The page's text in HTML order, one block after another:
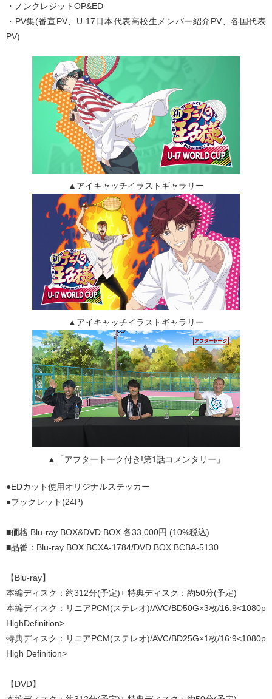
・ノンクレジットOP&ED
・PV集(番宣PV、U-17日本代表高校生メンバー紹介PV、各国代表
PV)
▲アイキャッチイラストギャラリー
▲アイキャッチイラストギャラリー
▲「アフタートーク付き!第1話コメンタリー」
●EDカット使用オリジナルステッカー
●ブックレット(24P)
■価格 Blu-ray BOX&DVD BOX 各33,000円 (10%税込)
■品番：Blu-ray BOX BCXA-1784/DVD BOX BCBA-5130
【Blu-ray】
本編ディスク：約312分(予定)+ 特典ディスク：約50分(予定)
本編ディスク：リニアPCM(ステレオ)/AVC/BD50G×3枚/16:9<1080p
HighDefinition>
特典ディスク：リニアPCM(ステレオ)/AVC/BD25G×1枚/16:9<1080p
High Definition>
【DVD】